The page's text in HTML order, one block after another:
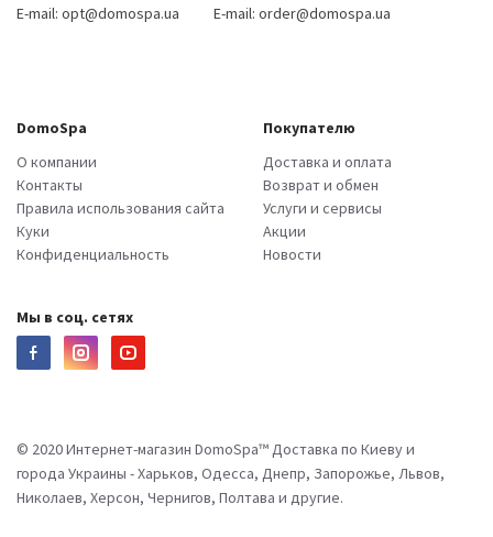
E-mail: opt@domospa.ua
E-mail: order@domospa.ua
DomoSpa
О компании
Контакты
Правила использования сайта
Куки
Конфиденциальность
Покупателю
Доставка и оплата
Возврат и обмен
Услуги и сервисы
Акции
Новости
Мы в соц. сетях
© 2020 Интернет-магазин DomoSpa™ Доставка по Киеву и
города Украины - Харьков, Одесса, Днепр, Запорожье, Львов,
Николаев, Херсон, Чернигов, Полтава и другие.